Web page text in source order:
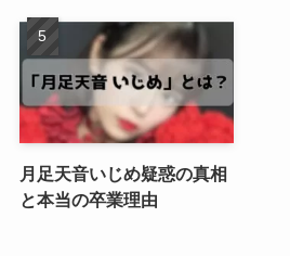
月足天音いじめ疑惑の真相
と本当の卒業理由